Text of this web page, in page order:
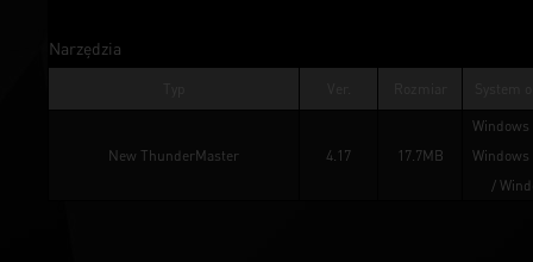
Narzędzia
New ThunderMaster 4.17 17.7MB
Windows
Windows
/